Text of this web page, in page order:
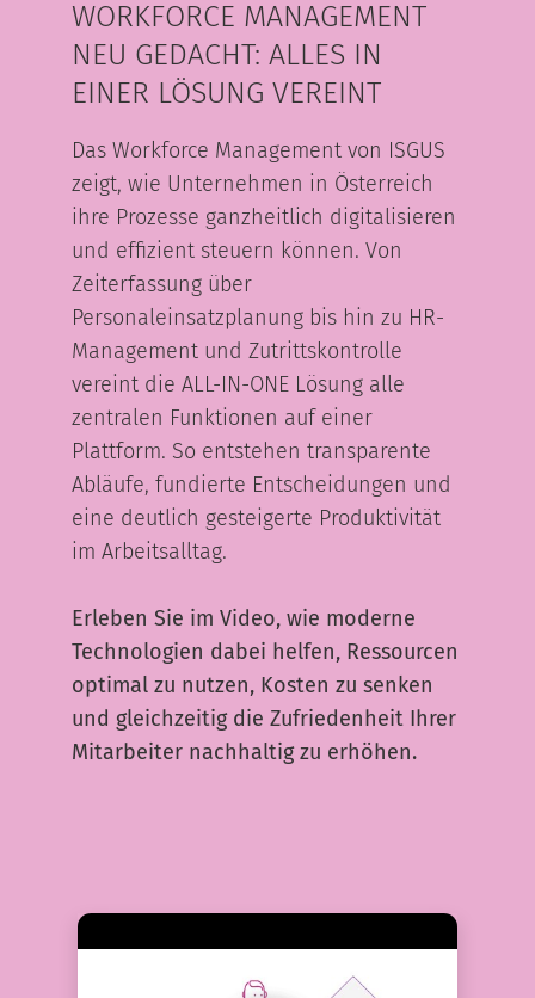
WORKFORCE MANAGEMENT
NEU GEDACHT: ALLES IN
EINER LÖSUNG VEREINT
Das Workforce Management von ISGUS
zeigt, wie Unternehmen in Österreich
ihre Prozesse ganzheitlich digitalisieren
und effizient steuern können. Von
Zeiterfassung über
Personaleinsatzplanung bis hin zu HR-
Management und Zutrittskontrolle
vereint die ALL-IN-ONE Lösung alle
zentralen Funktionen auf einer
Plattform. So entstehen transparente
Abläufe, fundierte Entscheidungen und
eine deutlich gesteigerte Produktivität
im Arbeitsalltag.
Erleben Sie im Video, wie moderne
Technologien dabei helfen, Ressourcen
optimal zu nutzen, Kosten zu senken
und gleichzeitig die Zufriedenheit Ihrer
Mitarbeiter nachhaltig zu erhöhen.